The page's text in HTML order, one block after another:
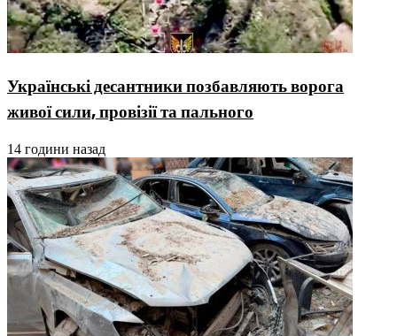
Українські десантники позбавляють ворога
живої сили, провізії та пального
14 години назад